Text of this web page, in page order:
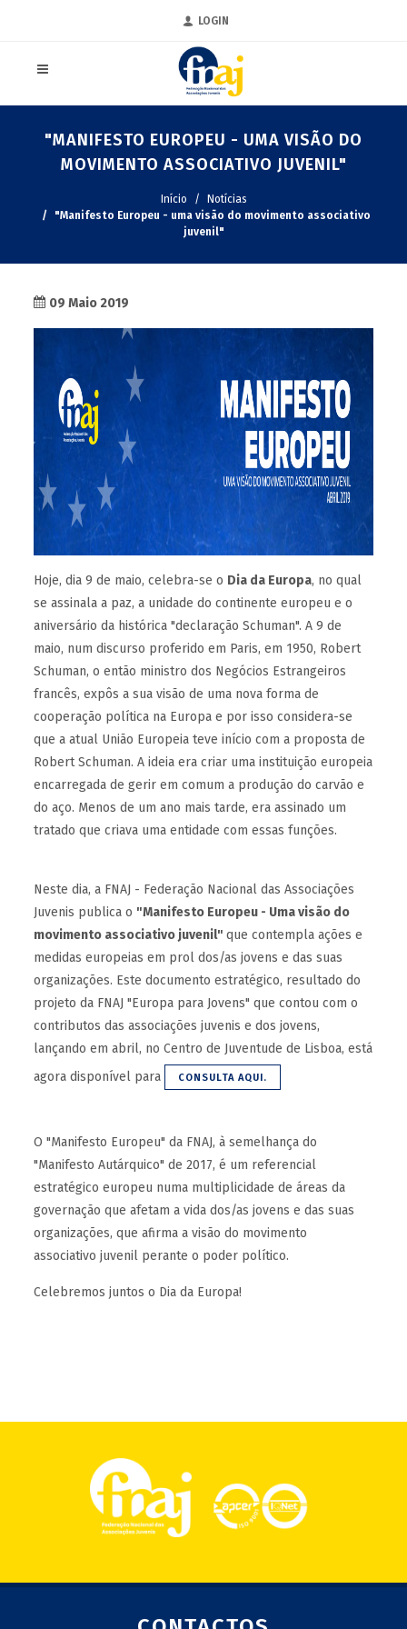
LOGIN
"MANIFESTO EUROPEU - UMA VISÃO DO
MOVIMENTO ASSOCIATIVO JUVENIL"
Início
Notícias
"Manifesto Europeu - uma visão do movimento associativo
juvenil"
09 Maio 2019
Hoje, dia 9 de maio, celebra-se o Dia da Europa, no qual
se assinala a paz, a unidade do continente europeu e o
aniversário da histórica "declaração Schuman". A 9 de
maio, num discurso proferido em Paris, em 1950, Robert
Schuman, o então ministro dos Negócios Estrangeiros
francês, expôs a sua visão de uma nova forma de
cooperação política na Europa e por isso considera-se
que a atual União Europeia teve início com a proposta de
Robert Schuman. A ideia era criar uma instituição europeia
encarregada de gerir em comum a produção do carvão e
do aço. Menos de um ano mais tarde, era assinado um
tratado que criava uma entidade com essas funções.
Neste dia, a FNAJ - Federação Nacional das Associações
Juvenis publica o "Manifesto Europeu - Uma visão do
movimento associativo juvenil"que contempla ações e
medidas europeias em prol dos/as jovens e das suas
organizações. Este documento estratégico, resultado do
projeto da FNAJ "Europa para Jovens" que contou com o
contributos das associações juvenis e dos jovens,
lançando em abril, no Centro de Juventude de Lisboa, está
agora disponível para
CONSULTA AQUI.
O "Manifesto Europeu" da FNAJ, à semelhança do
"Manifesto Autárquico" de 2017, é um referencial
estratégico europeu numa multiplicidade de áreas da
governação que afetam a vida dos/as jovens e das suas
organizações, que afirma a visão do movimento
associativo juvenil perante o poder político.
Celebremos juntos o Dia da Europa!